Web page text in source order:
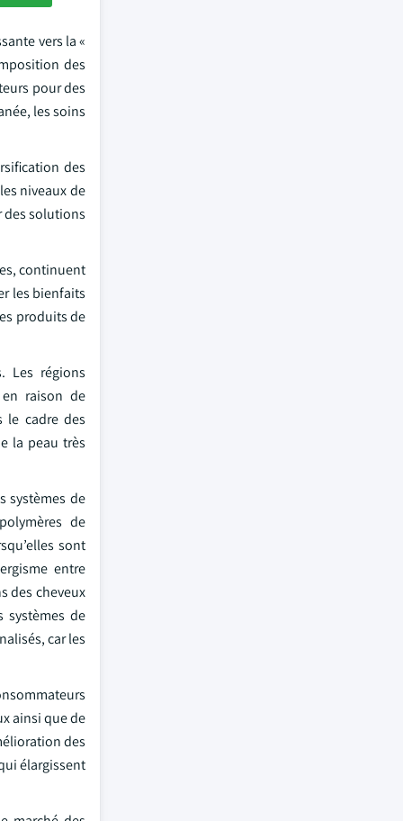
vers la «
des
pour des
les soins
des
niveaux de
des solutions
continuent
les bienfaits
produits de
Les régions
raison de
le cadre des
la peau très
systèmes de
de
sont
entre
des cheveux
systèmes de
car les
ainsi que de
des
élargissent